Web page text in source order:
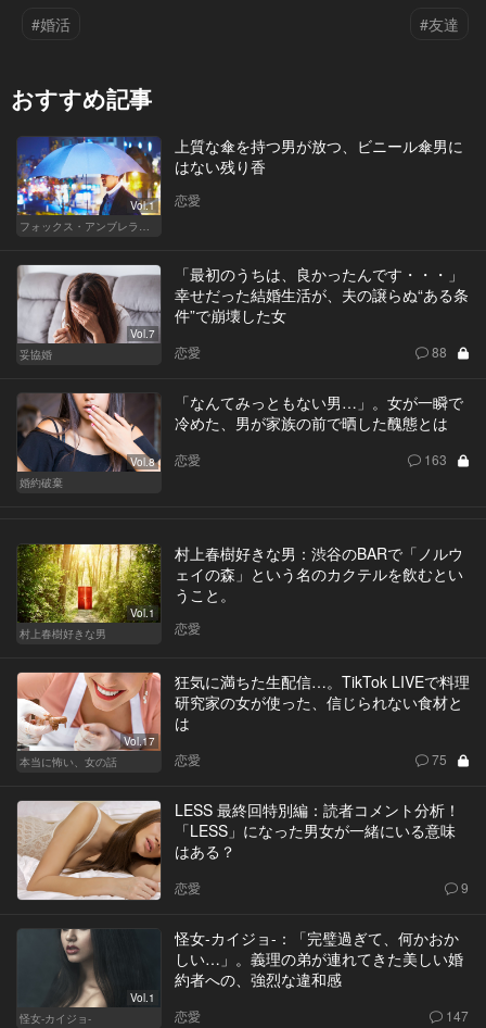
#婚活 #友達
おすすめ記事
Vol.1
フォックス・アンブレラの男
上質な傘を持つ男が放つ、ビニール傘男に
はない残り香
恋愛
Vol.7
妥協婚
「最初のうちは、良かったんです・・・」
幸せだった結婚生活が、夫の譲らぬ“ある条
件”で崩壊した女
恋愛 88
Vol.8
婚約破棄
「なんてみっともない男…」。女が一瞬で
冷めた、男が家族の前で晒した醜態とは
恋愛 163
Vol.1
村上春樹好きな男
村上春樹好きな男：渋谷のBARで「ノルウ
ェイの森」という名のカクテルを飲むとい
うこと。
恋愛
Vol.17
本当に怖い、女の話
狂気に満ちた生配信…。TikTok LIVEで料理
研究家の女が使った、信じられない食材と
は
恋愛 75
LESS 最終回特別編：読者コメント分析！
「LESS」になった男女が一緒にいる意味
はある？
恋愛 9
Vol.1
怪女-カイジョ-
怪女-カイジョ-：「完璧過ぎて、何かおか
しい…」。義理の弟が連れてきた美しい婚
約者への、強烈な違和感
恋愛 147